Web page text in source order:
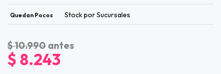
Quedan Pocos Stock por Sucursales
$ 10.990 antes
$ 8.243